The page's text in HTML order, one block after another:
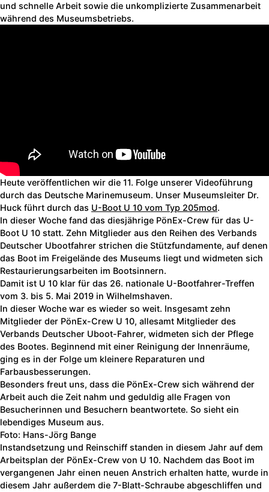
und schnelle Arbeit sowie die unkomplizierte Zusammenarbeit
während des Museumsbetriebs.
Heute veröffentlichen wir die 11. Folge unserer Videoführung
durch das Deutsche Marinemuseum. Unser Museumsleiter Dr.
Huck führt durch das U-Boot U 10 vom Typ 205mod.
In dieser Woche fand das diesjährige PönEx-Crew für das U-
Boot U 10 statt. Zehn Mitglieder aus den Reihen des Verbands
Deutscher Ubootfahrer strichen die Stützfundamente, auf denen
das Boot im Freigelände des Museums liegt und widmeten sich
Restaurierungsarbeiten im Bootsinnern.
Damit ist U 10 klar für das 26. nationale U-Bootfahrer-Treffen
vom 3. bis 5. Mai 2019 in Wilhelmshaven.
In dieser Woche war es wieder so weit. Insgesamt zehn
Mitglieder der PönEx-Crew U 10, allesamt Mitglieder des
Verbands Deutscher Uboot-Fahrer, widmeten sich der Pflege
des Bootes. Beginnend mit einer Reinigung der Innenräume,
ging es in der Folge um kleinere Reparaturen und
Farbausbesserungen.
Besonders freut uns, dass die PönEx-Crew sich während der
Arbeit auch die Zeit nahm und geduldig alle Fragen von
Besucherinnen und Besuchern beantwortete. So sieht ein
lebendiges Museum aus.
Foto: Hans-Jörg Bange
Instandsetzung und Reinschiff standen in diesem Jahr auf dem
Arbeitsplan der PönEx-Crew von U 10. Nachdem das Boot im
vergangenen Jahr einen neuen Anstrich erhalten hatte, wurde in
diesem Jahr außerdem die 7-Blatt-Schraube abgeschliffen und